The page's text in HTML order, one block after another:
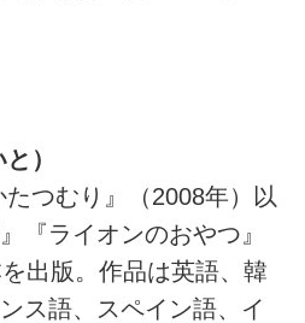
）
つむり』（2008年）以
『ライオンのおやつ』
出版。作品は英語、韓
ス語、スペイン語、イ